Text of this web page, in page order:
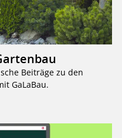
Beiträge zu den
GaLaBau.